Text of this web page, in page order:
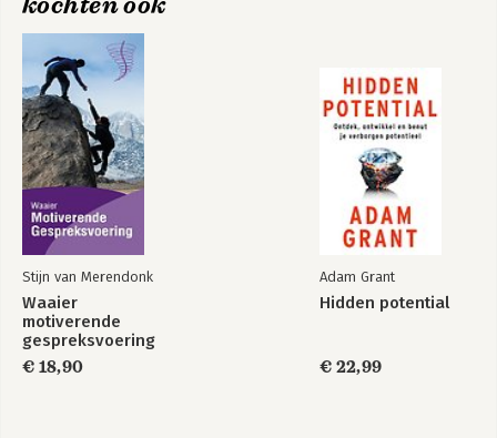
Stijn van Merendonk
Waaier
motiverende
gespreksvoering
€ 18,90
Adam Grant
Hidden potential
€ 22,99